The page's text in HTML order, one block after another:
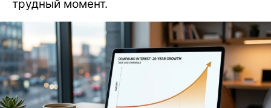
трудный момент.